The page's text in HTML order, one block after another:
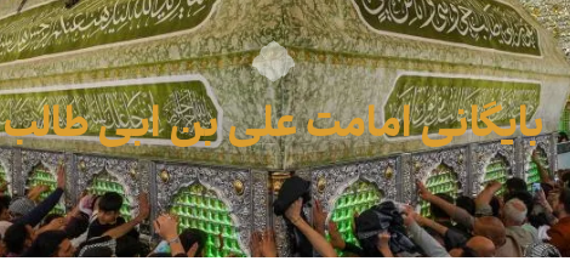
بایگانی امامت علی بن ابی طالب